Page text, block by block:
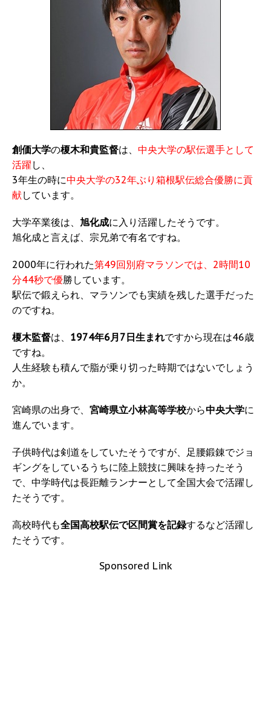
創価大学の榎木和貴監督は、 中央大学の駅伝選手として
活躍 し、
3年生の時に中央大学の32年ぶり箱根駅伝総合優勝に貢
献しています。
大学卒業後は、 旭化成に入り活躍したそうです。
旭化成と言えば、宗兄弟で有名ですね。
2000年に行われた第49回別府マラソンでは、2時間10
分44秒で優勝しています。
駅伝で鍛えられ、マラソンでも実績を残した選手だった
のですね。
榎木監督は、 1974年6月7日生まれですから現在は46歳
ですね。
人生経験も積んで脂が乗り切った時期ではないでしょう
か。
宮崎県の出身で、 宮崎県立小林高等学校から中央大学に
進んでいます。
子供時代は剣道をしていたそうですが、足腰鍛錬でジョ
ギングをしているうちに陸上競技に興味を持ったそう
で、中学時代は長距離ランナーとして全国大会で活躍し
たそうです。
高校時代も全国高校駅伝で区間賞を記録するなど活躍し
たそうです。
Sponsored Link